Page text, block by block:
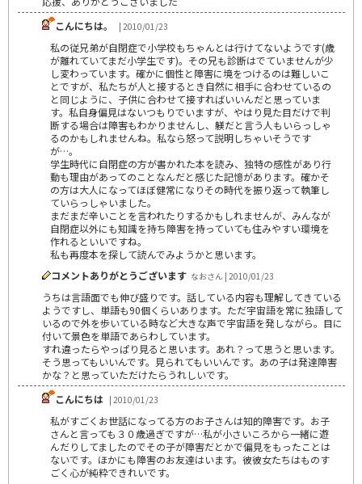
こんにちは。
| 2010/01/23
私の従兄弟が自閉症で小学校もちゃんとは行けてないようです(歳
が離れていてまだ小学生です)。その兄も診断はでていませんが少
し変わっています。確かに個性と障害に境をつけるのは難しいこ
とですが、私たちが人と接するとき自然に相手に合わせているの
と同じように、子供に合わせて接すればいいんだと思っていま
す。私自身偏見はないつもりでいますが、やはり見た目だけで判
断する場合は障害もわかりませんし、躾だと言う人もいらっしゃ
るのかもしれませんね。私なら怒って説明しちゃいそうです
が…。
学生時代に自閉症の方が書かれた本を読み、独特の感性があり行
動も理由があってのことなんだと感じた記憶があります。確かそ
の方は大人になってほぼ健常になりその時代を振り返って執筆し
ていらっしゃいました。
まだまだ辛いことを言われたりするかもしれませんが、みんなが
自閉症以外にも知識を持ち障害を持っていても住みやすい環境を
作れるといいですね。
私も再度本を探して読んでみようかと思います。
コメントありがとうございます なおさん | 2010/01/23
うちは言語面でも伸び盛りです。話している内容も理解してきている
ようですし、単語も90個くらいあります。ただ宇宙語を常に独語して
いるので外を歩いている時など大きな声で宇宙語を発しながら。目に
付いて景色を単語であらわしています。
すれ違ったらやっぱり見ると思います。あれ？って思うと思います。
そう思ってもいいんです。見られてもいいんです。あの子は発達障害
かな？と思っていただけたらうれしいです。
こんにちは | 2010/01/23
私がすごくお世話になってる方のお子さんは知的障害です。お子
さんと言っても３０歳過ぎですが…私が小さいころから一緒に遊
んだりしてましたのでその子が障害だとかで偏見をもったことは
ないです。ほかにも障害のお友達はいます。彼彼女たちはものす
ごく心が純粋できれいです。